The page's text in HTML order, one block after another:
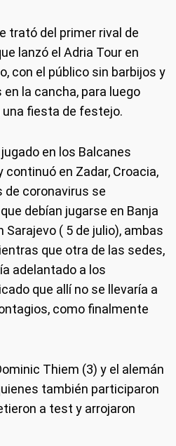
trató del primer rival de
lanzó el Adria Tour en
con el público sin barbijos y
la cancha, para luego
fiesta de festejo.
en los Balcanes
continuó en Zadar, Croacia,
de coronavirus se
debían jugarse en Banja
Sarajevo ( 5 de julio), ambas
que otra de las sedes,
adelantado a los
que allí no se llevaría a
como finalmente
Thiem (3) y el alemán
también participaron
a test y arrojaron